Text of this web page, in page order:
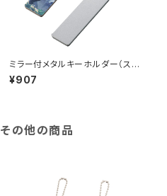
ミラー付メタルキーホルダー（ステ
¥907
その他の商品